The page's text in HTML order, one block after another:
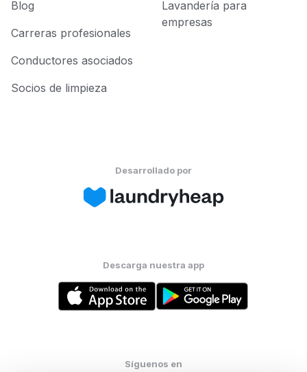
Blog
Carreras profesionales
Conductores asociados
Socios de limpieza
Lavandería para
empresas
Desarrollado por
Descarga nuestra app
Síguenos en